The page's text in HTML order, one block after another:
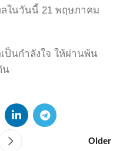
ในวันนี้ 21 พฤษภาคม
ป็นกำลังใจ ให้ผ่านพ้น
น
Older